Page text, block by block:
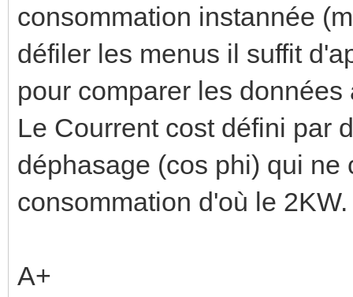
consommation instannée
défiler les menus il suffit
pour comparer les
Le Courrent cost défini par
déphasage (cos phi) qui ne
consommation d'où le 2KW.
A+